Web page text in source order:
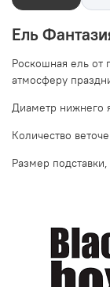
Ель
Роскошная ель от
атмосферу
Диаметр нижнего
Количество
Размер